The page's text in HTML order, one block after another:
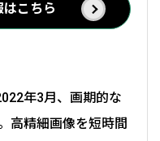
こちら
年3月、画期的な
高精細画像を短時間